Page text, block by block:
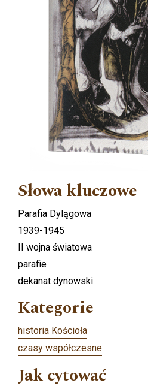
Słowa kluczowe
Parafia Dylągowa
1939-1945
II wojna światowa
parafie
dekanat dynowski
Kategorie
historia Kościoła
czasy współczesne
Jak cytować